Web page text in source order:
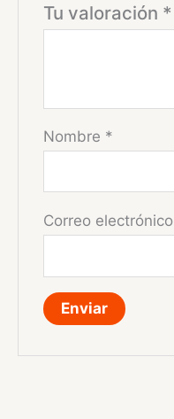
Tu valoración *
Nombre *
Correo electrónico